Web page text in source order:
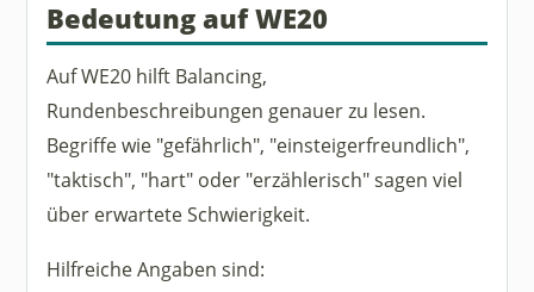
Bedeutung auf WE20
Auf WE20 hilft Balancing,
Rundenbeschreibungen genauer zu lesen.
Begriffe wie "gefährlich", "einsteigerfreundlich",
"taktisch", "hart" oder "erzählerisch" sagen viel
über erwartete Schwierigkeit.
Hilfreiche Angaben sind: